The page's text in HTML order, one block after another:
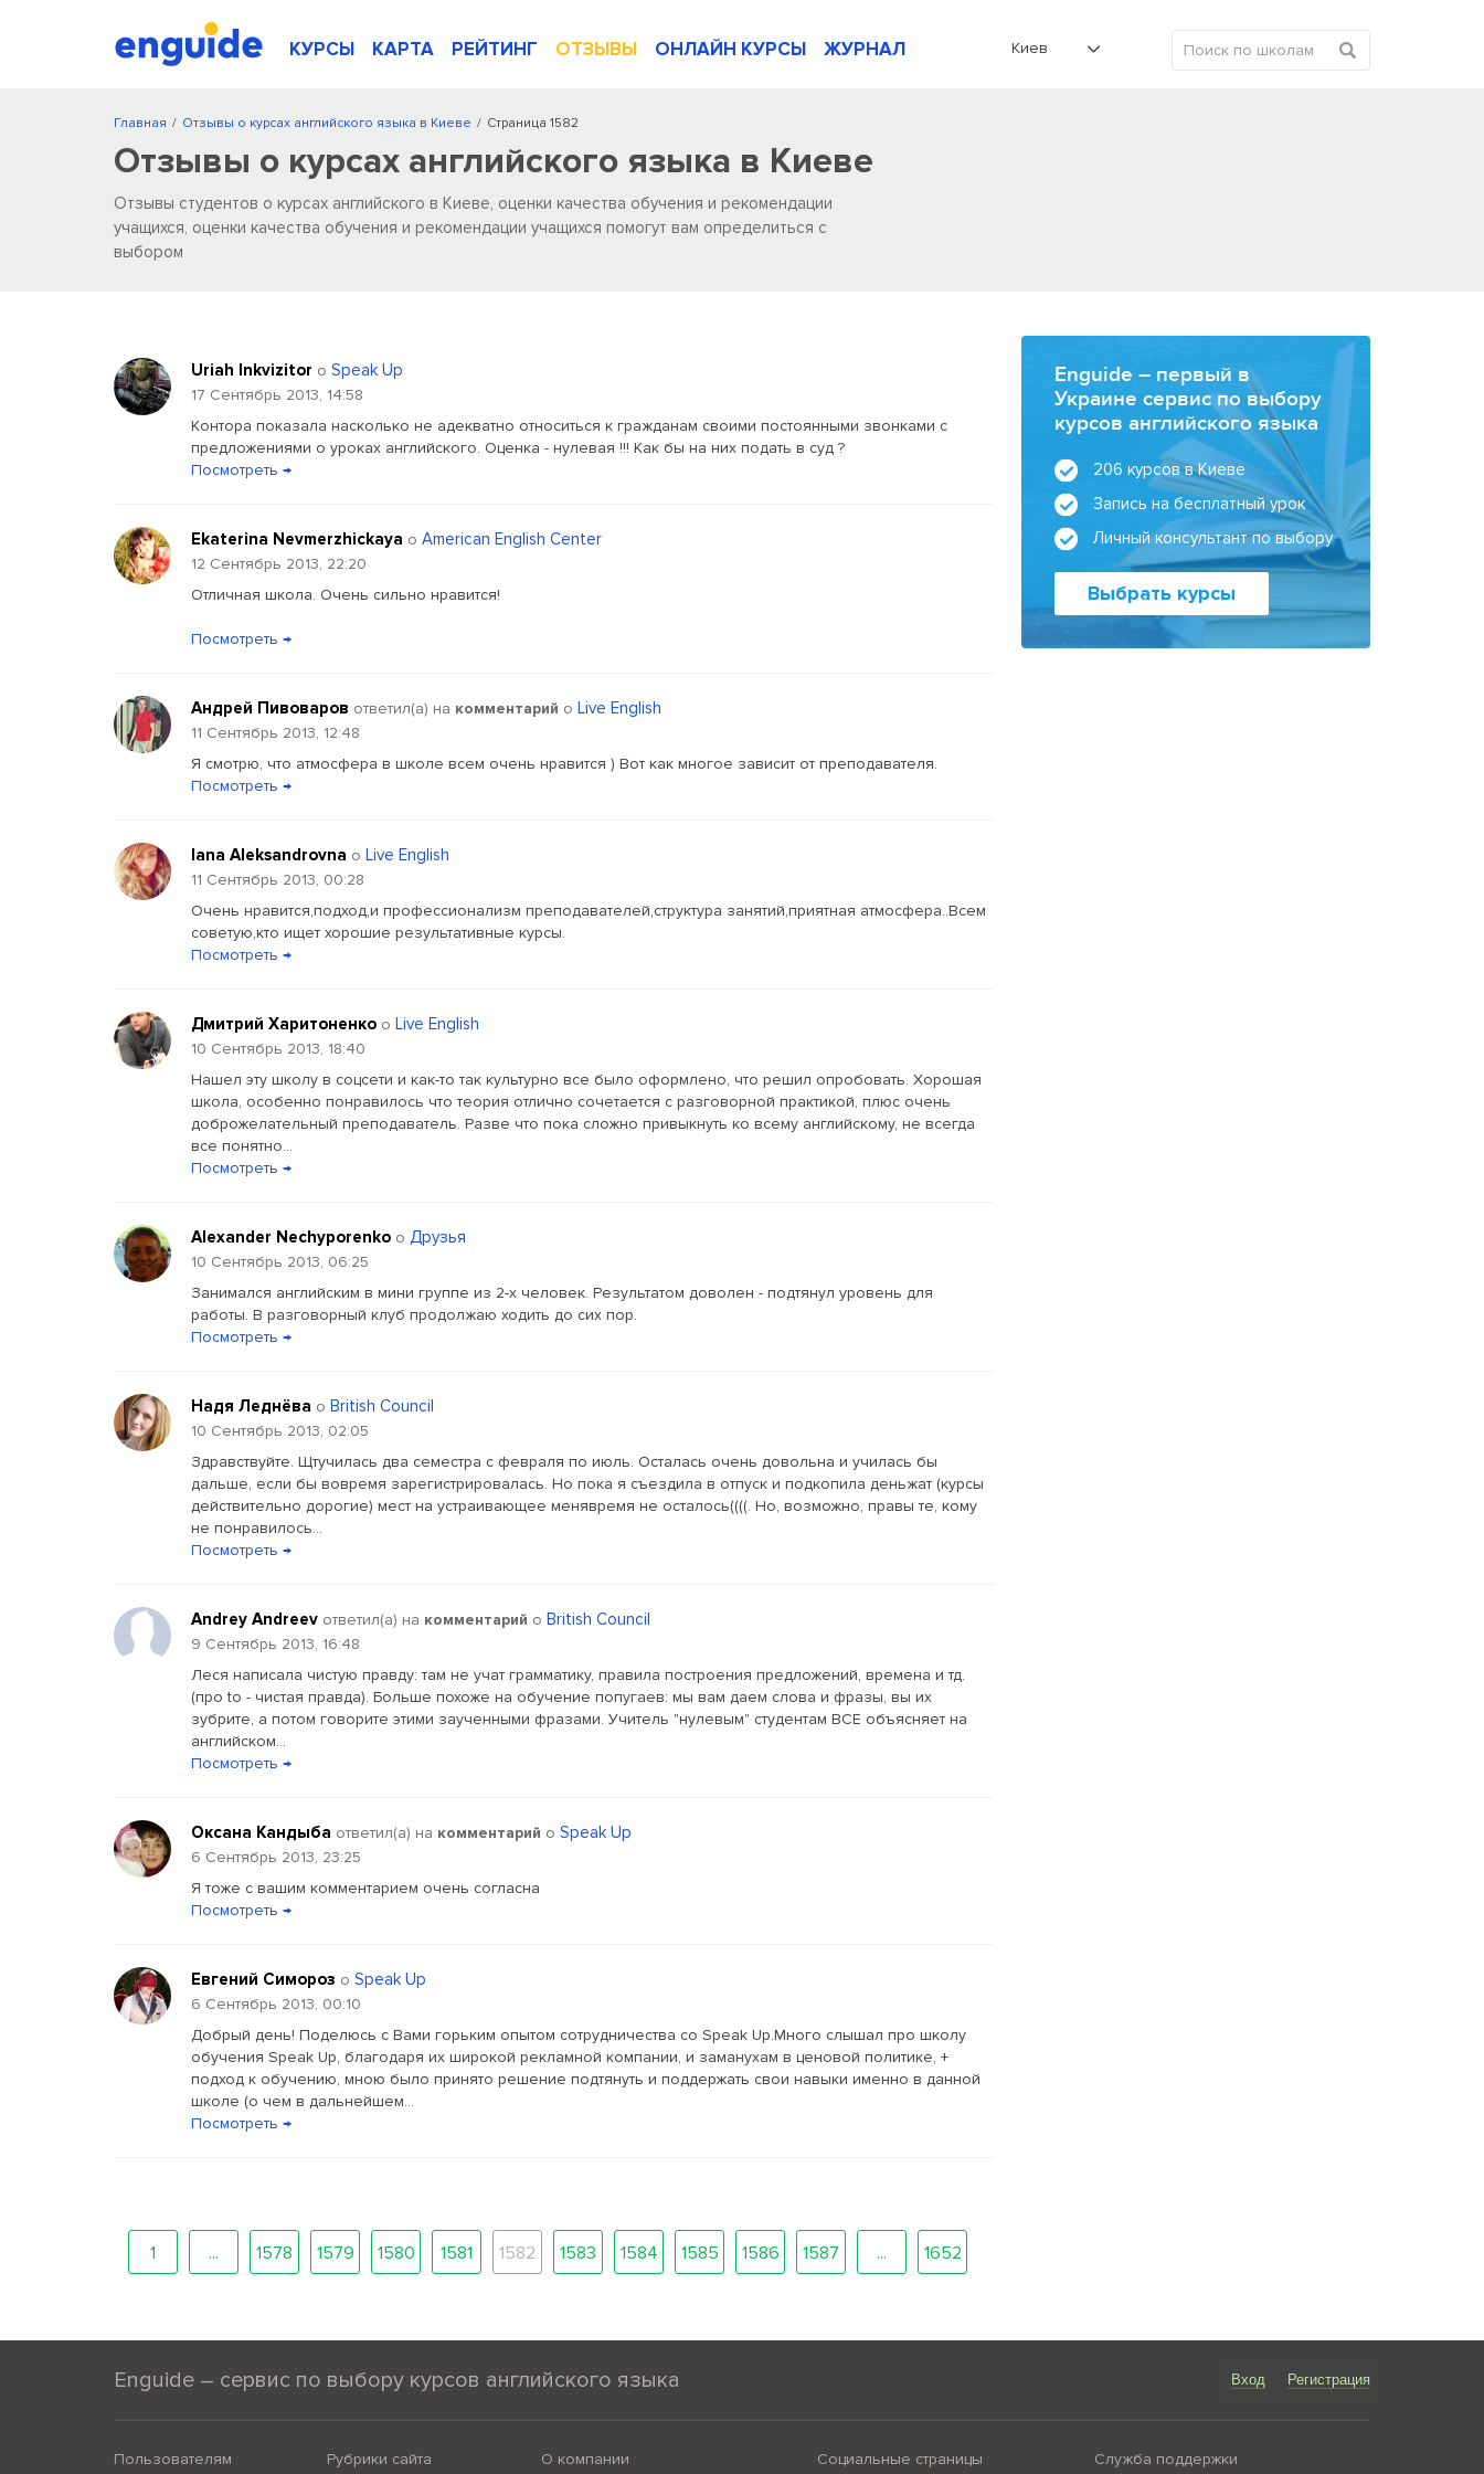
КУРСЫ КАРТА РЕЙТИНГ ОТЗЫВЫ ОНЛАЙН КУРСЫ ЖУРНАЛ Киев
/
Главная /
Отзывы о курсах английского языка в Киеве Страница 1582
Отзывы о курсах английского языка в Киеве
Отзывы студентов о курсах английского в Киеве, оценки качества обучения и рекомендации
учащихся, оценки качества обучения и рекомендации учащихся помогут вам определиться с
выбором
Uriah Inkvizitor о Speak Up
17 Сентябрь 2013, 14:58
Контора показала насколько не адекватно относиться к гражданам своими постоянными звонками с
предложениями о уроках английского. Оценка - нулевая !!! Как бы на них подать в суд ?
Посмотреть →
Ekaterina Nevmerzhickaya о American English Center
12 Сентябрь 2013, 22:20
Отличная школа. Очень сильно нравится!
Посмотреть →
Андрей Пивоваров ответил(a) на комментарий о Live English
11 Сентябрь 2013, 12:48
Я смотрю, что атмосфера в школе всем очень нравится ) Вот как многое зависит от преподавателя.
Посмотреть →
Iana Aleksandrovna о Live English
11 Сентябрь 2013, 00:28
Очень нравится,подход,и профессионализм преподавателей,структура занятий,приятная атмосфера..Всем
советую,кто ищет хорошие результативные курсы.
Посмотреть →
Дмитрий Харитоненко о Live English
10 Сентябрь 2013, 18:40
Нашел эту школу в соцсети и как-то так культурно все было оформлено, что решил опробовать. Хорошая
школа, особенно понравилось что теория отлично сочетается с разговорной практикой, плюс очень
доброжелательный преподаватель. Разве что пока сложно привыкнуть ко всему английскому, не всегда
все понятно...
Посмотреть →
Alexander Nechyporenko о Друзья
10 Сентябрь 2013, 06:25
Занимался английским в мини группе из 2-х человек. Результатом доволен - подтянул уровень для
работы. В разговорный клуб продолжаю ходить до сих пор.
Посмотреть →
Надя Леднёва о British Council
10 Сентябрь 2013, 02:05
Здравствуйте. Щтучилась два семестра с февраля по июль. Осталась очень довольна и училась бы
дальше, если бы вовремя зарегистрировалась. Но пока я съездила в отпуск и подкопила деньжат (курсы
действительно дорогие) мест на устраивающее менявремя не осталось((((. Но, возможно, правы те, кому
не понравилось...
Посмотреть →
Andrey Andreev ответил(a) на комментарий о British Council
9 Сентябрь 2013, 16:48
Леся написала чистую правду: там не учат грамматику, правила построения предложений, времена и тд.
(про to - чистая правда). Больше похоже на обучение попугаев: мы вам даем слова и фразы, вы их
зубрите, а потом говорите этими заученными фразами. Учитель "нулевым" студентам ВСЕ объясняет на
английском...
Посмотреть →
Оксана Кандыба ответил(a) на комментарий о Speak Up
6 Сентябрь 2013, 23:25
Я тоже с вашим комментарием очень согласна
Посмотреть →
Евгений Симороз о Speak Up
6 Сентябрь 2013, 00:10
Добрый день! Поделюсь с Вами горьким опытом сотрудничества со Speak Up.Много слышал про школу
обучения Speak Up, благодаря их широкой рекламной компании, и заманухам в ценовой политике, +
подход к обучению, мною было принято решение подтянуть и поддержать свои навыки именно в данной
школе (о чем в дальнейшем...
Посмотреть →
1 ... 1578 1579 1580 1581 1582 1583 1584 1585 1586 1587 ... 1652
Enguide – первый в
Украине сервис по выбору
курсов английского языка
206 курсов в Киеве
Запись на бесплатный урок
Личный консультант по выбору
Выбрать курсы
Enguide – сервис по выбору курсов английского языка Вход Регистрация
Пользователям Рубрики сайта О компании Социальные страницы Служба поддержки